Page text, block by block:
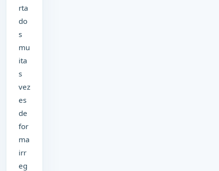
rta
do
s
mu
ita
s
vez
es
de
for
ma
irr
eg